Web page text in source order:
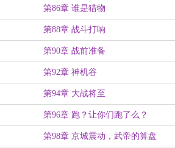
第86章 谁是猎物
第88章 战斗打响
第90章 战前准备
第92章 神机谷
第94章 大战将至
第96章 跑？让你们跑了么？
第98章 京城震动，武帝的算盘